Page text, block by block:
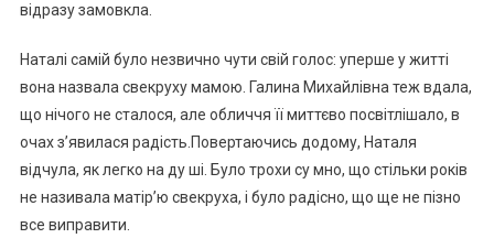
відразу замовкла.
Наталі самій було незвично чути свій голос: уперше у житті
вона назвала свекруху мамою. Галина Михайлівна теж вдала,
що нічого не сталося, але обличчя її миттєво посвітлішало, в
очах з’явилася радість.Повертаючись додому, Наталя
відчула, як легко на ду ші. Було трохи су мно, що стільки років
не називала матір’ю свекруха, і було радісно, що ще не пізно
все виправити.